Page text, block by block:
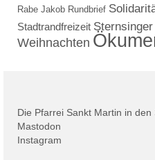
Rabe Jakob Rundbrief
Stadtrandfreizeit Sternsinger
Weihnachten
Die Pfarrei Sankt Martin in
Mastodon
Instagram